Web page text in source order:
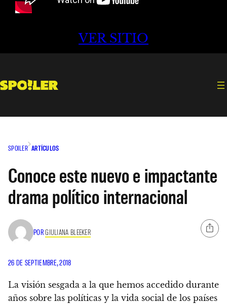
VER SITIO
SPOILER ARTÍCULOS
Conoce este nuevo e impactante
drama político internacional
PORGIULIANA BLEEKER
26 DE SEPTIEMBRE, 2018
La visión sesgada a la que hemos accedido durante
años sobre las políticas y la vida social de los países